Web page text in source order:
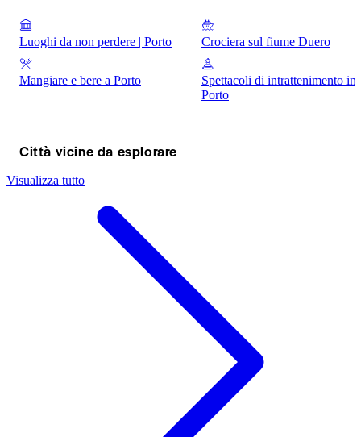
Luoghi da non perdere | Porto Crociera sul fiume Duero
Mangiare e bere a Porto
Spettacoli di intrattenimento in
Porto
Città vicine da esplorare
Visualizza tutto